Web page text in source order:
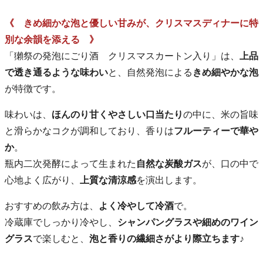
《 きめ細かな泡と優しい甘みが、クリスマスディナーに特
別な余韻を添える 》
「獺祭の発泡にごり酒 クリスマスカートン入り」は、
上品
で透き通るような味わいと、自然発泡による きめ細やかな泡
が特徴です。
味わいは、 ほんのり甘くやさしい口当たりの中に、米の旨味
と滑らかなコクが調和しており、香りはフルーティーで華や
か。
瓶内二次発酵によって生まれた 自然な炭酸ガスが、口の中で
心地よく広がり、
上質な清涼感を演出します。
おすすめの飲み方は、 よく冷やして冷酒で。
冷蔵庫でしっかり冷やし、 シャンパングラスや細めのワイン
グラスで楽しむと、 泡と香りの繊細さがより際立ちます♪